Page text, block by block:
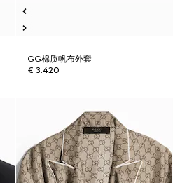
GG棉质帆布外套
€ 3.420